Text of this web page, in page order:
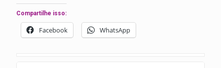
unidades
quantidade
Compartilhe isso:
Facebook WhatsApp